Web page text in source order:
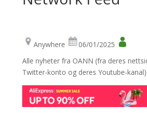
Anywhere
06/01/2025
Alle nyheter fra OANN (fra deres
Twitter-konto og deres Youtube-kanal)